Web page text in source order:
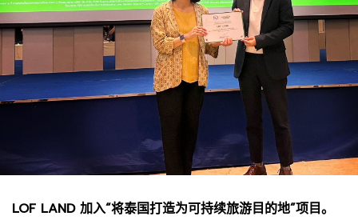
LOF LAND 加入“将泰国打造为可持续旅游目的地”项目。